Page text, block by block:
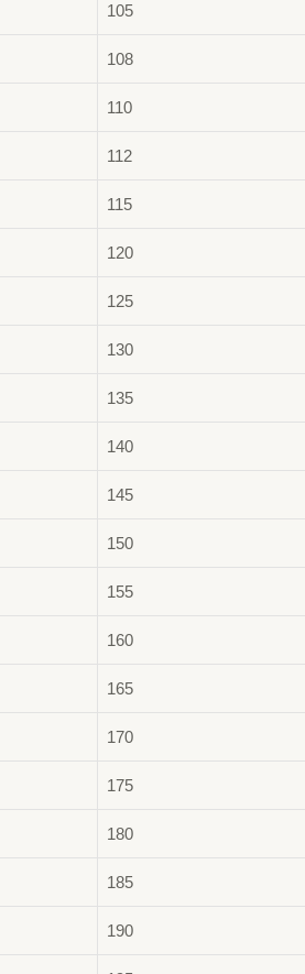
105
108
110
112
115
120
125
130
135
140
145
150
155
160
165
170
175
180
185
190